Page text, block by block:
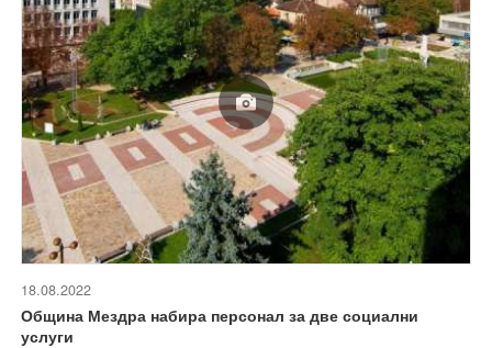
18.08.2022
Община Мездра набира персонал за две социални
услуги